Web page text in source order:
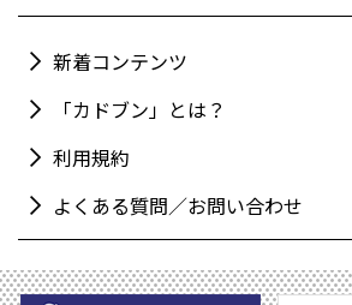
新着コンテンツ
「カドブン」とは？
利用規約
よくある質問／お問い合わせ